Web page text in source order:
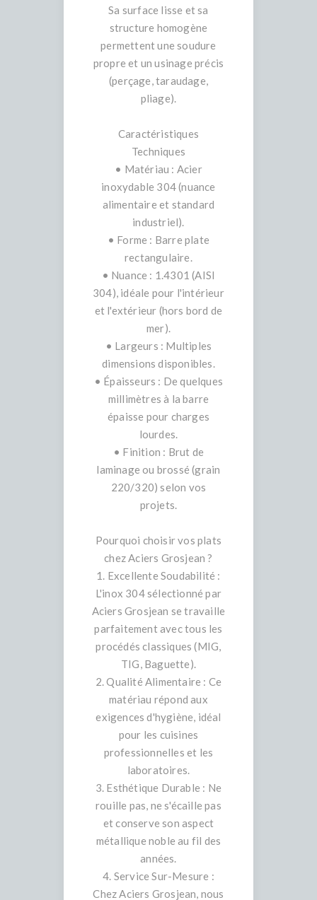
Sa surface lisse et sa
structure homogène
permettent une soudure
propre et un usinage précis
(perçage, taraudage,
pliage).
Caractéristiques
Techniques
• Matériau : Acier
inoxydable 304 (nuance
alimentaire et standard
industriel).
• Forme : Barre plate
rectangulaire.
• Nuance : 1.4301 (AISI
304), idéale pour l'intérieur
et l'extérieur (hors bord de
mer).
• Largeurs : Multiples
dimensions disponibles.
• Épaisseurs : De quelques
millimètres à la barre
épaisse pour charges
lourdes.
• Finition : Brut de
laminage ou brossé (grain
220/320) selon vos
projets.
Pourquoi choisir vos plats
chez Aciers Grosjean ?
1. Excellente Soudabilité :
L'inox 304 sélectionné par
Aciers Grosjean se travaille
parfaitement avec tous les
procédés classiques (MIG,
TIG, Baguette).
2. Qualité Alimentaire : Ce
matériau répond aux
exigences d'hygiène, idéal
pour les cuisines
professionnelles et les
laboratoires.
3. Esthétique Durable : Ne
rouille pas, ne s'écaille pas
et conserve son aspect
métallique noble au fil des
années.
4. Service Sur-Mesure :
Chez Aciers Grosjean, nous